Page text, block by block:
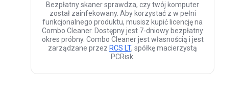
Bezpłatny skaner sprawdza, czy twój komputer
został zainfekowany. Aby korzystać z w pełni
funkcjonalnego produktu, musisz kupić licencję na
Combo Cleaner. Dostępny jest 7-dniowy bezpłatny
okres próbny. Combo Cleaner jest własnością i jest
zarządzane przez RCS LT, spółkę macierzystą
PCRisk.